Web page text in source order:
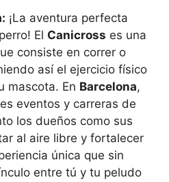
¡La aventura perfecta
El Canicross es una
consiste en correr o
así el ejercicio físico
mascota. En Barcelona,
eventos y carreras de
los dueños como sus
al aire libre y fortalecer
única que sin
entre tú y tu peludo